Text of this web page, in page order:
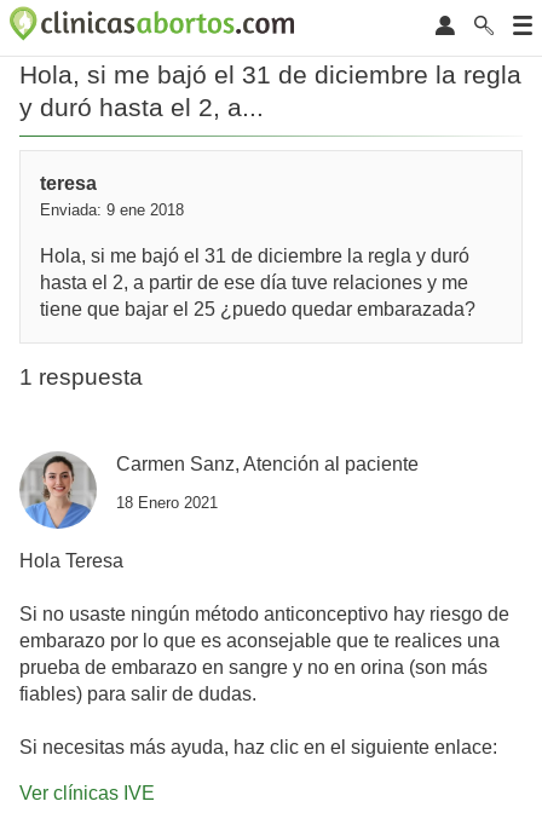
Hola, si me bajó el 31 de diciembre la regla
y duró hasta el 2, a...
teresa
Enviada: 9 ene 2018
Hola, si me bajó el 31 de diciembre la regla y duró
hasta el 2, a partir de ese día tuve relaciones y me
tiene que bajar el 25 ¿puedo quedar embarazada?
1 respuesta
Carmen Sanz, Atención al paciente
18 Enero 2021
Hola Teresa
Si no usaste ningún método anticonceptivo hay riesgo de
embarazo por lo que es aconsejable que te realices una
prueba de embarazo en sangre y no en orina (son más
fiables) para salir de dudas.
Si necesitas más ayuda, haz clic en el siguiente enlace:
Ver clínicas IVE